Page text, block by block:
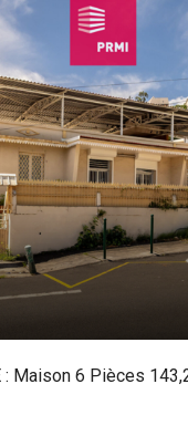
: Maison 6 Pièces